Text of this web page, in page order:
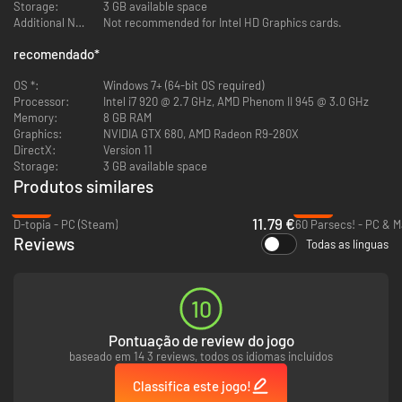
Storage:
3 GB available space
Additional Notes:
Not recommended for Intel HD Graphics cards.
recomendado*
OS *:
Windows 7+ (64-bit OS required)
Processor:
Intel i7 920 @ 2.7 GHz, AMD Phenom II 945 @ 3.0 GHz
Memory:
8 GB RAM
Graphics:
NVIDIA GTX 680, AMD Radeon R9-280X
DirectX:
Version 11
Storage:
3 GB available space
Produtos similares
D-topia - PC (Steam)
11.79 €60 Parsecs! - PC &
Reviews Todas as línguas
10
Pontuação de review do jogo
baseado em 14 3 reviews, todos os idiomas incluídos
Classifica este jogo!